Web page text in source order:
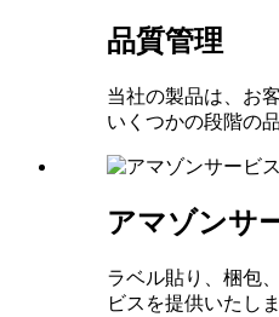
品質管理
当社の製品は、お
いくつかの段階の
アマゾンサ
ラベル貼り、梱包
ビスを提供いたしま